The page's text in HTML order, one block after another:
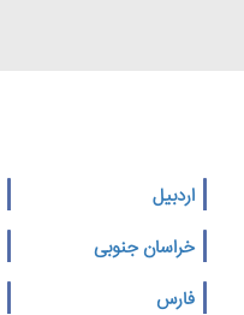
اردبیل
خراسان جنوبی
فارس